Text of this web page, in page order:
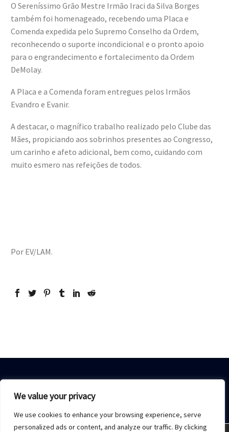
We value your privacy
We use cookies to enhance your browsing experience, serve
personalized ads or content, and analyze our traffic. By clicking
O Sereníssimo Grão Mestre Irmão Iraci da Silva Borges
também foi homenageado, recebendo uma Placa e
Comenda expedida pelo Supremo Conselho da Ordem,
reconhecendo o suporte incondicional e o pronto apoio
para o engrandecimento e fortalecimento da Ordem
DeMolay.
A Placa e a Comenda foram entregues pelos Irmãos
Evandro e Evanir.
A destacar, o magnífico trabalho realizado pelo Clube das
Mães, propiciando aos sobrinhos presentes ao Congresso,
um carinho e afeto adicional, bem como, cuidando com
muito esmero nas refeições de todos.
Por EV/LAM.
Sobre Nós Acesso restrito Contato